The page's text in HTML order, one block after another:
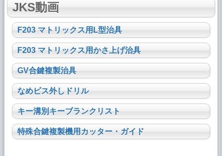
JKS動画
F203 マトリックス用L型治具
F203 マトリックス用かさ上げ治具
GV合鍵複製治具
なめビス外しドリル
キー溝別キーブランクリスト
特殊合鍵複製機用カッター・ガイド